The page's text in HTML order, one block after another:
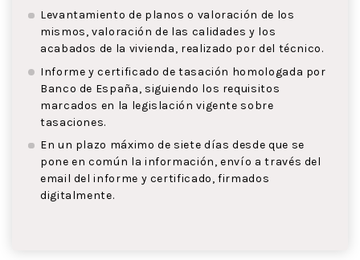
Levantamiento de planos o valoración de los
mismos, valoración de las calidades y los
acabados de la vivienda, realizado por del técnico.
Informe y certificado de tasación homologada por
Banco de España, siguiendo los requisitos
marcados en la legislación vigente sobre
tasaciones.
En un plazo máximo de siete días desde que se
pone en común la información, envío a través del
email del informe y certificado, firmados
digitalmente.